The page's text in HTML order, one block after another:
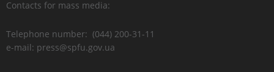
Contacts for mass media:
Telephone number: (044) 200-31-11
e-mail: press@spfu.gov.ua